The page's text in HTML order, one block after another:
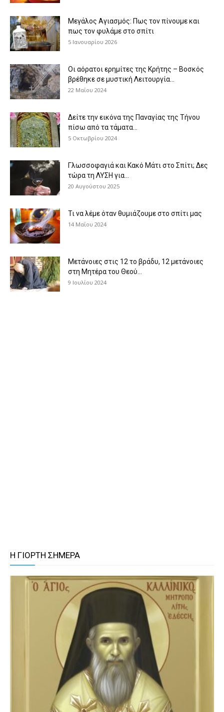
Μεγάλος Αγιασμός: Πως τον πίνουμε και
πως τον φυλάμε στο σπίτι
5 Ιανουαρίου 2026
Οι αόρατοι ερημίτες της Κρήτης – Βοσκός
βρέθηκε σε μυστική Λειτουργία...
22 Μαΐου 2024
Δείτε την εικόνα της Παναγίας της Τήνου
πίσω από τα τάματα...
5 Οκτωβρίου 2024
Γλωσσοφαγιά και Κακό Μάτι στο Σπίτι; Δες
τώρα τη ΛΥΣΗ για...
20 Αυγούστου 2025
Τι να λέμε όταν θυμιάζουμε στο σπίτι μας
14 Μαΐου 2024
Μετάνοιες στις 12 το βράδυ, 12 μετάνοιες
στη Μητέρα του Θεού...
9 Ιουλίου 2024
Η ΓΙΟΡΤΗ ΣΗΜΕΡΑ